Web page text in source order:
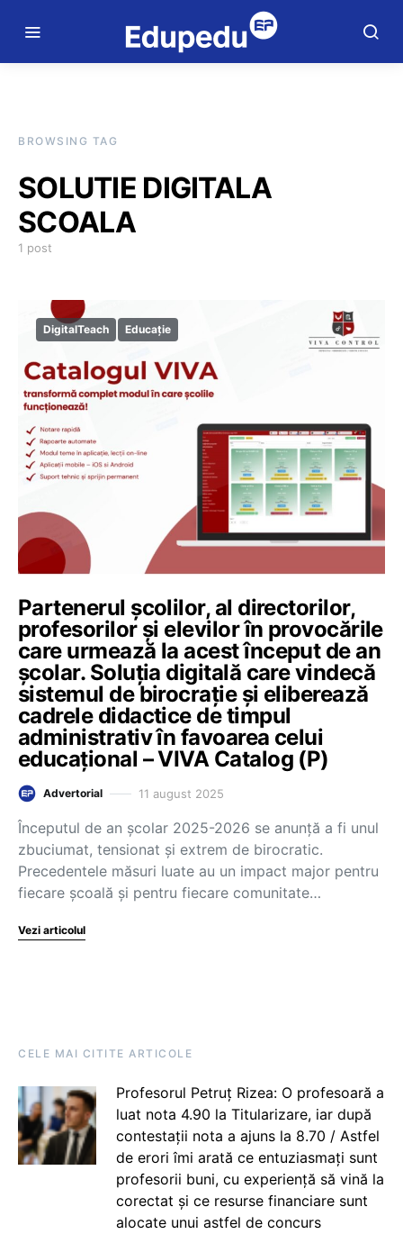
BROWSING TAG
SOLUTIE DIGITALA
SCOALA
1 post
DigitalTeach Educație
Partenerul școlilor, al directorilor,
profesorilor și elevilor în provocările
care urmează la acest început de an
școlar. Soluția digitală care vindecă
sistemul de birocrație și eliberează
cadrele didactice de timpul
administrativ în favoarea celui
educațional – VIVA Catalog (P)
Advertorial 11 august 2025
Începutul de an școlar 2025-2026 se anunță a fi unul
zbuciumat, tensionat și extrem de birocratic.
Precedentele măsuri luate au un impact major pentru
fiecare școală și pentru fiecare comunitate…
Vezi articolul
CELE MAI CITITE ARTICOLE
Profesorul Petruț Rizea: O profesoară a
luat nota 4.90 la Titularizare, iar după
contestații nota a ajuns la 8.70 / Astfel
de erori îmi arată ce entuziasmați sunt
profesorii buni, cu experiență să vină la
corectat și ce resurse financiare sunt
alocate unui astfel de concurs